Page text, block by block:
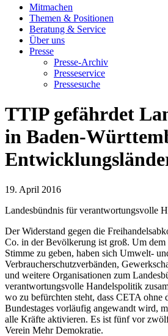
Mitmachen
Themen & Positionen
Beratung & Service
Über uns
Presse
Presse-Archiv
Presseservice
Pressesuche
TTIP gefährdet
in Baden-
19. April 2016
Landesbündnis für verantwortungsvolle
Der Widerstand gegen die
Co. in der Bevölkerung ist groß. Um dem
Stimme zu geben, haben sich Umwelt-
Verbraucherschutzverbänden,
und weitere Organisationen zum
verantwortungsvolle Handelspolitik
wo zu befürchten steht, dass CETA ohne
Bundestages vorläufig angewandt wird,
alle Kräfte aktivieren. Es ist fünf vor
Verein Mehr Demokratie.